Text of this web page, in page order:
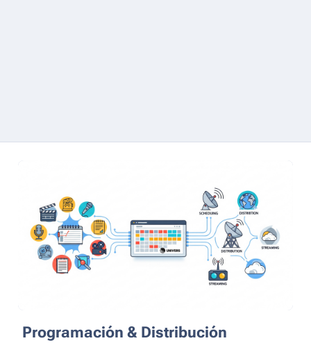
Programación & Distribución